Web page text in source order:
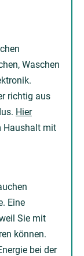
Waschen
richtig aus
Hier
Haushalt mit
Eine
Sie mit
können.
bei der